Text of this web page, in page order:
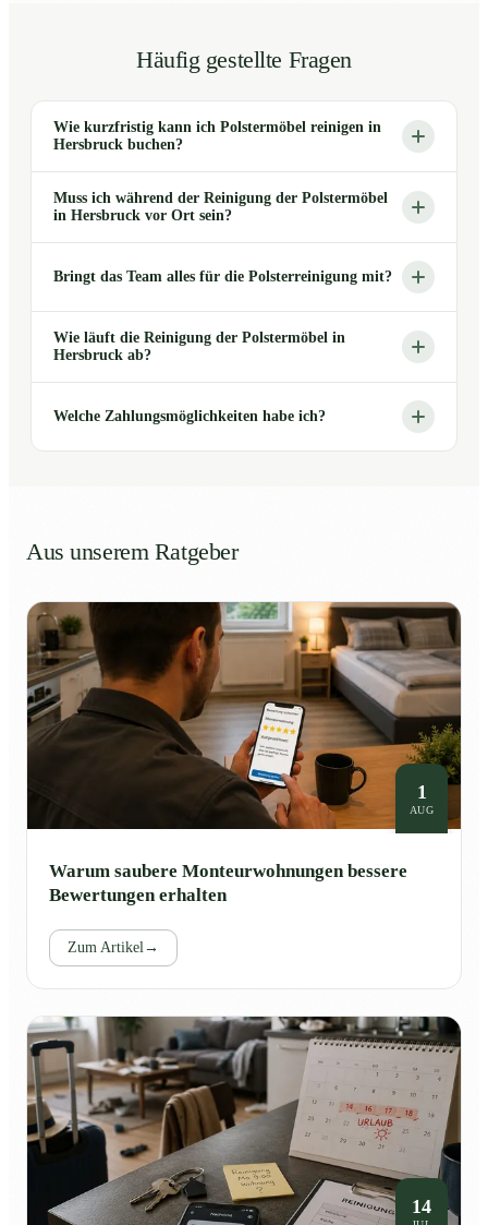
Häufig gestellte Fragen
Wie kurzfristig kann ich Polstermöbel reinigen in
Hersbruck buchen?
Muss ich während der Reinigung der Polstermöbel
in Hersbruck vor Ort sein?
Bringt das Team alles für die Polsterreinigung mit?
Wie läuft die Reinigung der Polstermöbel in
Hersbruck ab?
Welche Zahlungsmöglichkeiten habe ich?
Aus unserem Ratgeber
1
AUG
Warum saubere Monteurwohnungen bessere
Bewertungen erhalten
Zum Artikel→
14